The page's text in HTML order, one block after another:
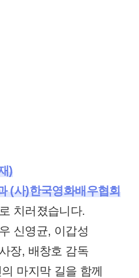
)
(사)한국영화배우협회
치러졌습니다.
신영균, 이갑성
장, 배창호 감독
마지막 길을 함께